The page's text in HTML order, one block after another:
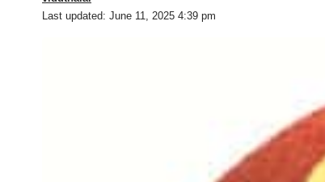
Last updated: June 11, 2025 4:39 pm